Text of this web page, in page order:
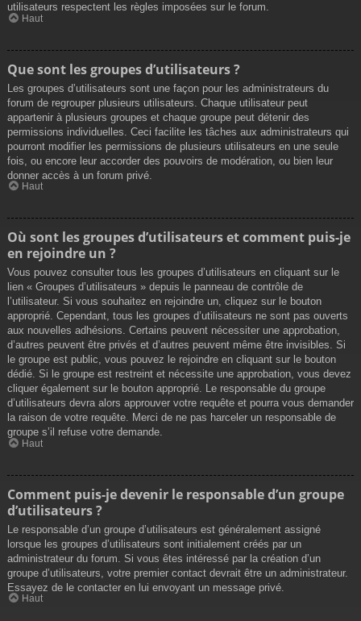
utilisateurs respectent les règles imposées sur le forum.
Haut
Que sont les groupes d’utilisateurs ?
Les groupes d’utilisateurs sont une façon pour les administrateurs du
forum de regrouper plusieurs utilisateurs. Chaque utilisateur peut
appartenir à plusieurs groupes et chaque groupe peut détenir des
permissions individuelles. Ceci facilite les tâches aux administrateurs qui
pourront modifier les permissions de plusieurs utilisateurs en une seule
fois, ou encore leur accorder des pouvoirs de modération, ou bien leur
donner accès à un forum privé.
Haut
Où sont les groupes d’utilisateurs et comment puis-je
en rejoindre un ?
Vous pouvez consulter tous les groupes d’utilisateurs en cliquant sur le
lien « Groupes d’utilisateurs » depuis le panneau de contrôle de
l’utilisateur. Si vous souhaitez en rejoindre un, cliquez sur le bouton
approprié. Cependant, tous les groupes d’utilisateurs ne sont pas ouverts
aux nouvelles adhésions. Certains peuvent nécessiter une approbation,
d’autres peuvent être privés et d’autres peuvent même être invisibles. Si
le groupe est public, vous pouvez le rejoindre en cliquant sur le bouton
dédié. Si le groupe est restreint et nécessite une approbation, vous devez
cliquer également sur le bouton approprié. Le responsable du groupe
d’utilisateurs devra alors approuver votre requête et pourra vous demander
la raison de votre requête. Merci de ne pas harceler un responsable de
groupe s’il refuse votre demande.
Haut
Comment puis-je devenir le responsable d’un groupe
d’utilisateurs ?
Le responsable d’un groupe d’utilisateurs est généralement assigné
lorsque les groupes d’utilisateurs sont initialement créés par un
administrateur du forum. Si vous êtes intéressé par la création d’un
groupe d’utilisateurs, votre premier contact devrait être un administrateur.
Essayez de le contacter en lui envoyant un message privé.
Haut